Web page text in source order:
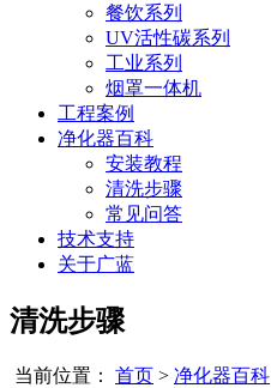
餐饮系列
UV活性碳系列
工业系列
烟罩一体机
工程案例
净化器百科
安装教程
清洗步骤
常见问答
技术支持
关于广蓝
清洗步骤
当前位置： 首页 > 净化器百科